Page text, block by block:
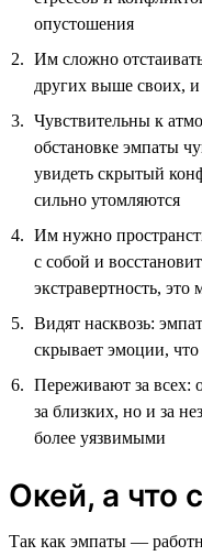
опустошения
Им сложно
других выше своих,
Чувствительны к
обстановке эмпаты
увидеть скрытый
сильно утомляются
Им нужно
с собой и
экстравертность,
Видят насквозь:
скрывает эмоции,
Переживают за всех:
за близких, но и за
более уязвимыми
Окей, а что
Так как эмпаты —